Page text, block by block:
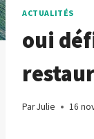
ACTUALITÉS
oui
ParJulie 16